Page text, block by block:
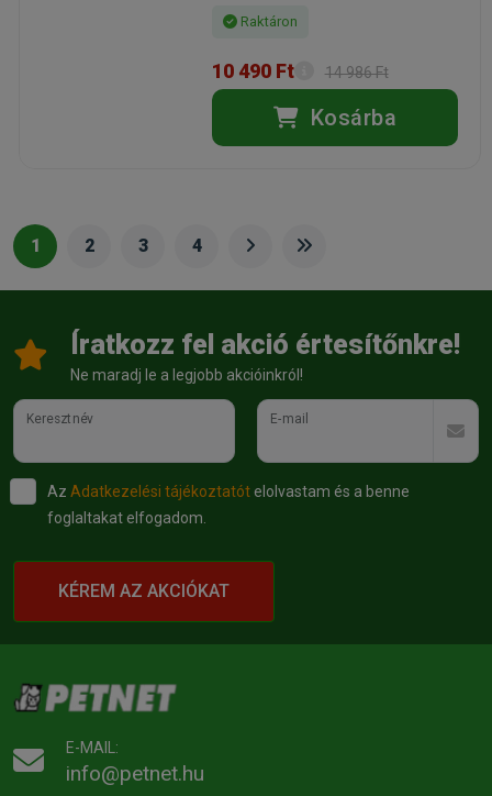
Raktáron
10 490 Ft 14 986 Ft
Kosárba
1 2 3 4
Íratkozz fel akció értesítőnkre!
Ne maradj le a legjobb akcióinkról!
Keresztnév E-mail
Az Adatkezelési tájékoztatót elolvastam és a benne
foglaltakat elfogadom.
KÉREM AZ AKCIÓKAT
E-MAIL:
info@petnet.hu